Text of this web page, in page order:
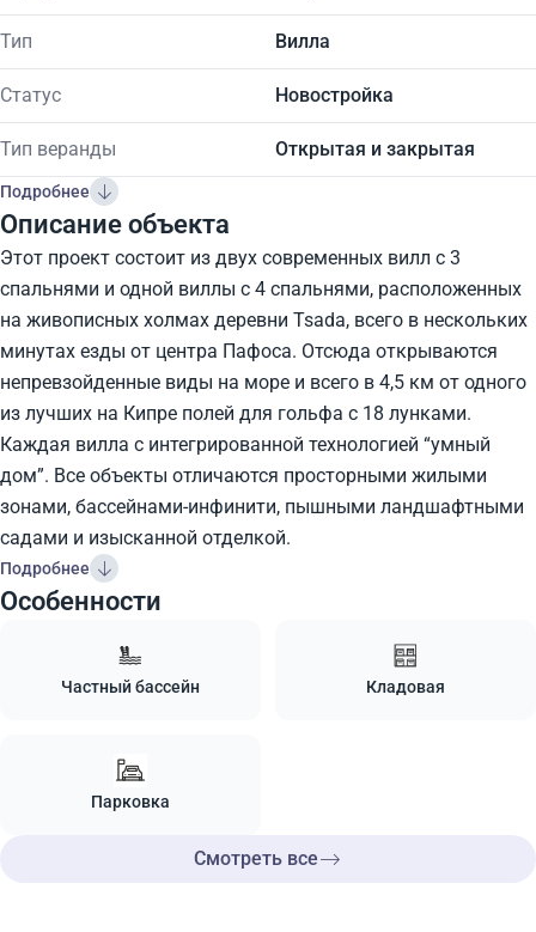
Тип Вилла
Статус Новостройка
Тип веранды Открытая и закрытая
Подробнее
Описание объекта
Этот проект состоит из двух современных вилл с 3
спальнями и одной виллы с 4 спальнями, расположенных
на живописных холмах деревни Tsada, всего в нескольких
минутах езды от центра Пафоса. Отсюда открываются
непревзойденные виды на море и всего в 4,5 км от одного
из лучших на Кипре полей для гольфа с 18 лунками.
Каждая вилла с интегрированной технологией “умный
дом”. Все объекты отличаются просторными жилыми
зонами, бассейнами-инфинити, пышными ландшафтными
садами и изысканной отделкой.
Подробнее
Особенности
Частный бассейн Кладовая
Парковка
Смотреть все